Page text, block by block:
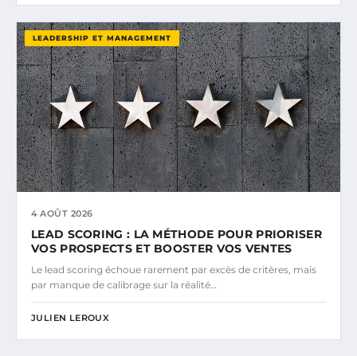
LEADERSHIP ET MANAGEMENT
4 AOÛT 2026
LEAD SCORING : LA MÉTHODE POUR PRIORISER
VOS PROSPECTS ET BOOSTER VOS VENTES
Le lead scoring échoue rarement par excès de critères, mais
par manque de calibrage sur la réalité…
JULIEN LEROUX